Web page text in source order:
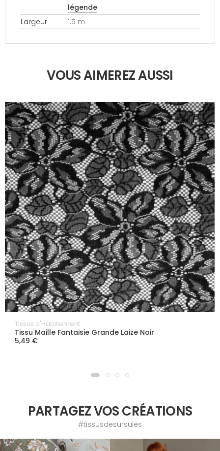
légende
Largeur
1.5 m
VOUS AIMEREZ AUSSI
Tissus d'Habillement
Tissu Maille Fantaisie Grande Laize Noir
5,49 €
PARTAGEZ VOS CRÉATIONS
#tissusdesursules